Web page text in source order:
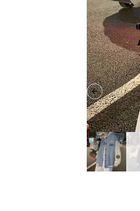
Previous slide